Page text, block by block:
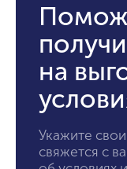
на
Укажите
свяжется с